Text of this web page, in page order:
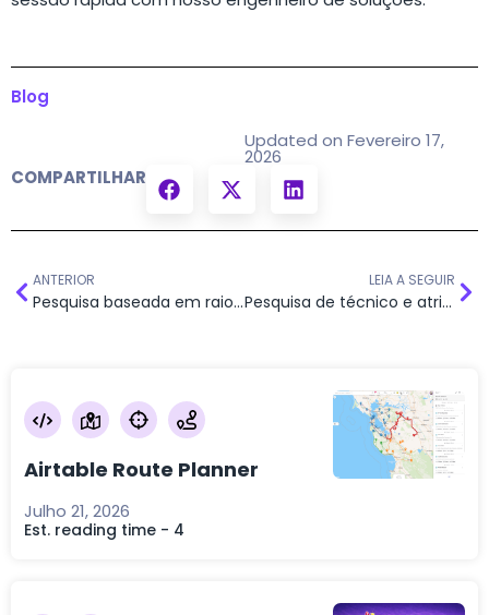
Blog
Updated on Fevereiro 17,
2026
COMPARTILHAR
ANTERIOR
Pesquisa baseada em raio com formulário personalizado
LEIA A SEGUIR
Pesquisa de técnico e atribuição de trabalho no mapa
Airtable Route Planner
Julho 21, 2026
Est. reading time - 4